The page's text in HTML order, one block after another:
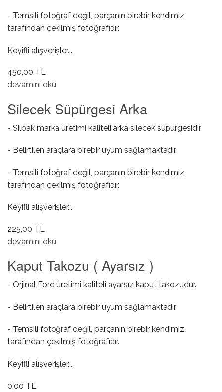
- Temsili fotoğraf değil, parçanın birebir kendimiz
tarafından çekilmiş fotoğrafıdır.
Keyifli alışverişler...
450,00 TL
Silecek Süpürgesi Takımı hakkında
devamını oku
Silecek Süpürgesi Arka
- Silbak marka üretimi kaliteli arka silecek süpürgesidir.
- Belirtilen araçlara birebir uyum sağlamaktadır.
- Temsili fotoğraf değil, parçanın birebir kendimiz
tarafından çekilmiş fotoğrafıdır.
Keyifli alışverişler...
225,00 TL
Silecek Süpürgesi Arka hakkında
devamını oku
Kaput Takozu ( Ayarsız )
- Orjinal Ford üretimi kaliteli ayarsız kaput takozudur.
- Belirtilen araçlara birebir uyum sağlamaktadır.
- Temsili fotoğraf değil, parçanın birebir kendimiz
tarafından çekilmiş fotoğrafıdır.
Keyifli alışverişler...
0,00 TL